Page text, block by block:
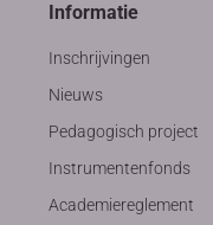
Informatie
Inschrijvingen
Nieuws
Pedagogisch project
Instrumentenfonds
Academiereglement